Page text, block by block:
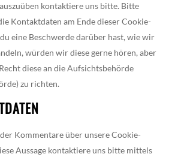
kontaktiere uns bitte. Bitte
Kontaktdaten am Ende dieser Cookie-
eine Beschwerde darüber hast, wie wir
würden wir diese gerne hören, aber
diese an die Aufsichtsbehörde
zu richten.
Kommentare über unsere Cookie-
Aussage kontaktiere uns bitte mittels